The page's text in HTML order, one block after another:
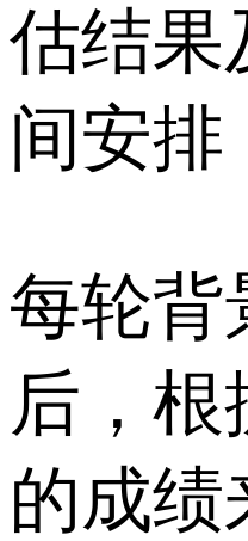
估结果
间安排
每轮背
后，根
的成绩